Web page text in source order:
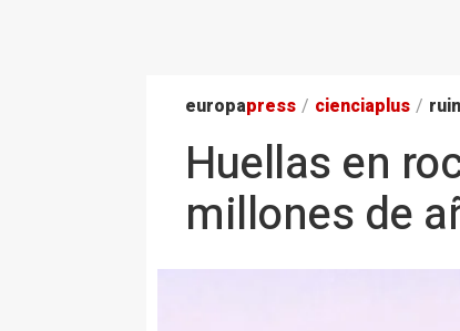
europapress / cienciaplus /
Huellas en
millones de